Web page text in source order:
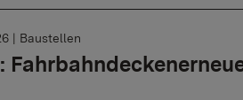
| Baustellen